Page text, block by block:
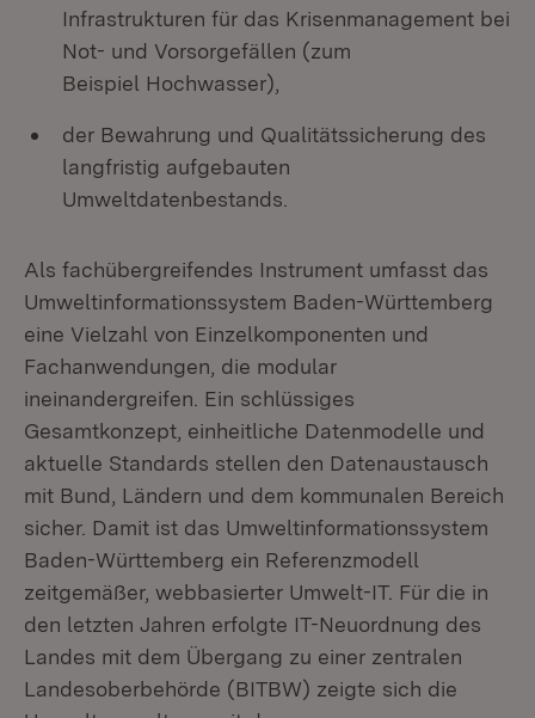
Infrastrukturen für das Krisenmanagement bei
Not- und Vorsorgefällen (zum
Beispiel Hochwasser),
der Bewahrung und Qualitätssicherung des
langfristig aufgebauten
Umweltdatenbestands.
Als fachübergreifendes Instrument umfasst das
Umweltinformationssystem Baden-Württemberg
eine Vielzahl von Einzelkomponenten und
Fachanwendungen, die modular
ineinandergreifen. Ein schlüssiges
Gesamtkonzept, einheitliche Datenmodelle und
aktuelle Standards stellen den Datenaustausch
mit Bund, Ländern und dem kommunalen Bereich
sicher. Damit ist das Umweltinformationssystem
Baden-Württemberg ein Referenzmodell
zeitgemäßer, webbasierter Umwelt-IT. Für die in
den letzten Jahren erfolgte IT-Neuordnung des
Landes mit dem Übergang zu einer zentralen
Landesoberbehörde (BITBW) zeigte sich die